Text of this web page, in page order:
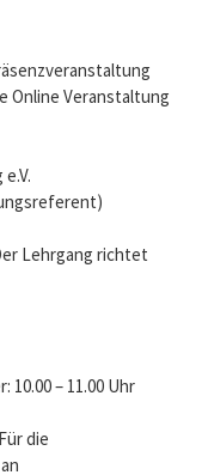
Online Veranstaltung
Lehrgang richtet
– 11.00 Uhr
die